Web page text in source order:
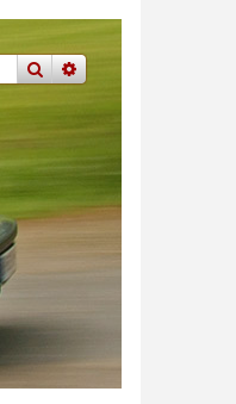
rechercher
recherche